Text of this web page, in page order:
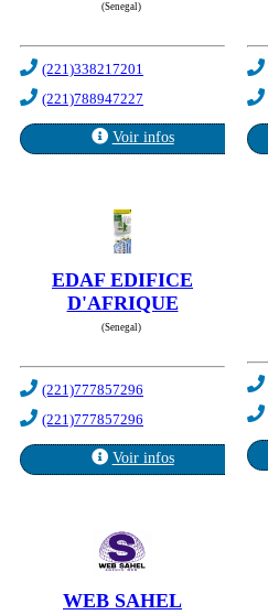
(Senegal)
(221)338217201
(221)788947227
Voir infos
EDAF EDIFICE
D'AFRIQUE
(Senegal)
(221)777857296
(221)777857296
Voir infos
WEB SAHEL